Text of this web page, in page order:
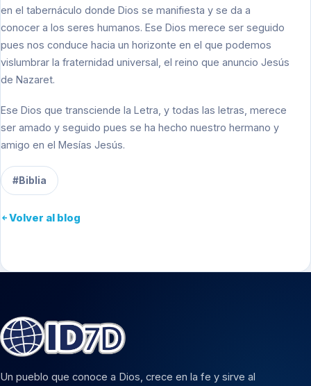
en el tabernáculo donde Dios se manifiesta y se da a
conocer a los seres humanos. Ese Dios merece ser seguido
pues nos conduce hacia un horizonte en el que podemos
vislumbrar la fraternidad universal, el reino que anuncio Jesús
de Nazaret.
Ese Dios que transciende la Letra, y todas las letras, merece
ser amado y seguido pues se ha hecho nuestro hermano y
amigo en el Mesías Jesús.
#Biblia
Volver al blog
Un pueblo que conoce a Dios, crece en la fe y sirve al